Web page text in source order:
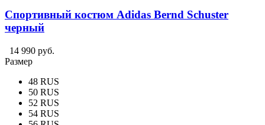
Спортивный костюм Adidas Bernd Schuster
черный
14 990 руб.
Размер
48 RUS
50 RUS
52 RUS
54 RUS